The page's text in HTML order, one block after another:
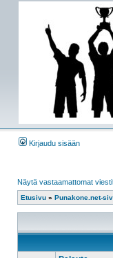
Kirjaudu sisään
Näytä vastaamattomat
Etusivu » Punakone.net-